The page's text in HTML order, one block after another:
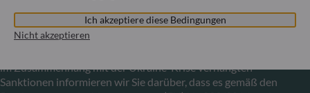
Mitteilung zu EU-Sanktionen gegen Russland
im Zusammenhang mit der Ukraine-Krise verhängten
Sanktionen informieren wir Sie darüber, dass es gemäß den
Ich akzeptiere diese Bedingungen
Nicht akzeptieren